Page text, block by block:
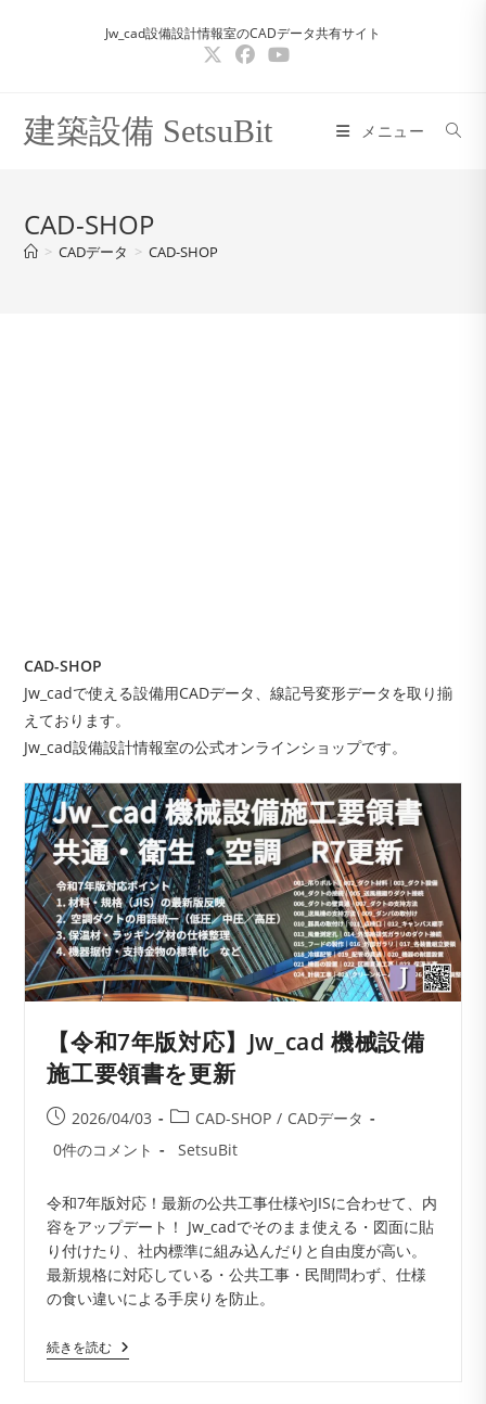
Jw_cad設備設計情報室のCADデータ共有サイト
建築設備 SetsuBit メニュー
CAD-SHOP
> CADデータ > CAD-SHOP
CAD-SHOP
Jw_cadで使える設備用CADデータ、線記号変形データを取り揃
えております。
Jw_cad設備設計情報室の公式オンラインショップです。
【令和7年版対応】Jw_cad 機械設備
施工要領書を更新
投
公
日:
2026/04/03
投
カ
ゴ
リ
ー:
CAD-SHOP / CADデータ
投
メ
ン
ト:
0件のコメント
投
SetsuBit
令和7年版対応！最新の公共工事仕様やJISに合わせて、内
容をアップデート！ Jw_cadでそのまま使える・図面に貼
り付けたり、社内標準に組み込んだりと自由度が高い。
最新規格に対応している・公共工事・民間問わず、仕様
の食い違いによる手戻りを防止。
続きを読む【令
和